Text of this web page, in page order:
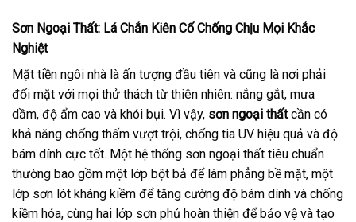
Sơn Ngoại Thất: Lá Chắn Kiên Cố Chống Chịu Mọi Khắc
Nghiệt
Mặt tiền ngôi nhà là ấn tượng đầu tiên và cũng là nơi phải
đối mặt với mọi thử thách từ thiên nhiên: nắng gắt, mưa
dầm, độ ẩm cao và khói bụi. Vì vậy, sơn ngoại thấtcần có
khả năng chống thấm vượt trội, chống tia UV hiệu quả và độ
bám dính cực tốt. Một hệ thống sơn ngoại thất tiêu chuẩn
thường bao gồm một lớp bột bả để làm phẳng bề mặt, một
lớp sơn lót kháng kiềm để tăng cường độ bám dính và chống
kiềm hóa, cùng hai lớp sơn phủ hoàn thiện để bảo vệ và tạo